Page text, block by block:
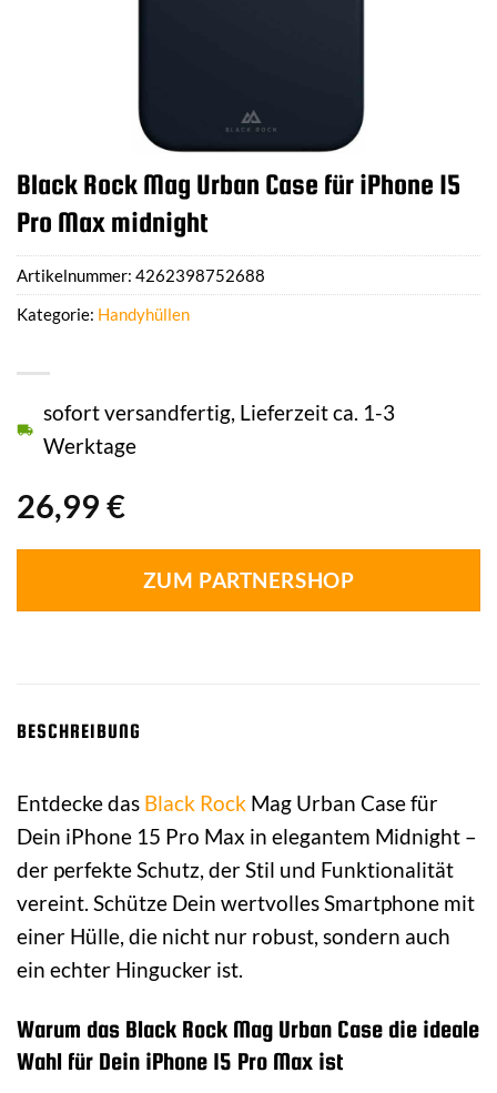
Black Rock Mag Urban Case für iPhone 15
Pro Max midnight
26,99 €
sofort versandfertig, Lieferzeit ca. 1-3
Werktage
ZUM PARTNERSHOP
Artikelnummer: 4262398752688
Kategorie: Handyhüllen
BESCHREIBUNG
Entdecke das Black Rock Mag Urban Case für
Dein iPhone 15 Pro Max in elegantem Midnight –
der perfekte Schutz, der Stil und Funktionalität
vereint. Schütze Dein wertvolles Smartphone mit
einer Hülle, die nicht nur robust, sondern auch
ein echter Hingucker ist.
Warum das Black Rock Mag Urban Case die ideale
Wahl für Dein iPhone 15 Pro Max ist